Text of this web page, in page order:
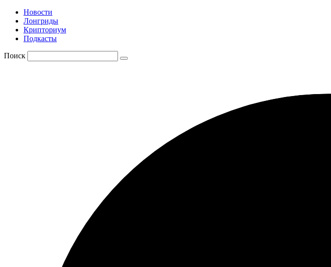
Новости
Лонгриды
Крипториум
Подкасты
Поиск